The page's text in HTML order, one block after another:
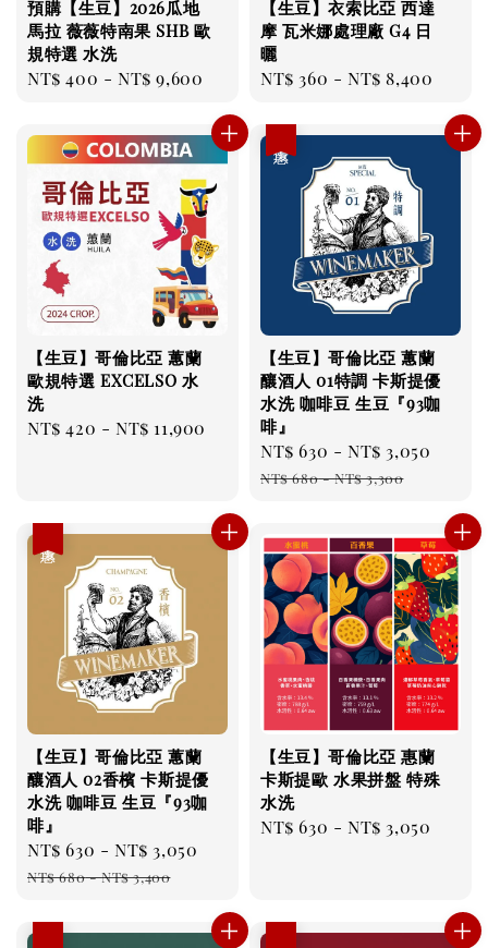
預購【生豆】2026瓜地
馬拉 薇薇特南果 SHB 歐
規特選 水洗
Regular
NT$ 400 -NT$ 9,600
【生豆】衣索比亞 西達
摩 瓦米娜處理廠 G4 日
曬
Regular
NT$ 360 -NT$ 8,400
【生豆】哥倫比亞 蕙蘭
歐規特選 EXCELSO 水
洗
Regular
NT$ 420 -NT$ 11,900
【生豆】哥倫比亞 蕙蘭
釀酒人 01特調 卡斯提優
水洗 咖啡豆 生豆『93咖
啡』
Sale
price
NT$ 630 -NT$ 3,050
NT$ 680-NT$ 3,300
【生豆】哥倫比亞 蕙蘭
釀酒人 02香檳 卡斯提優
水洗 咖啡豆 生豆『93咖
啡』
Sale
price
NT$ 630 -NT$ 3,050
NT$ 680-NT$ 3,400
【生豆】哥倫比亞 惠蘭
卡斯提歐 水果拼盤 特殊
水洗
Regular
NT$ 630 -NT$ 3,050